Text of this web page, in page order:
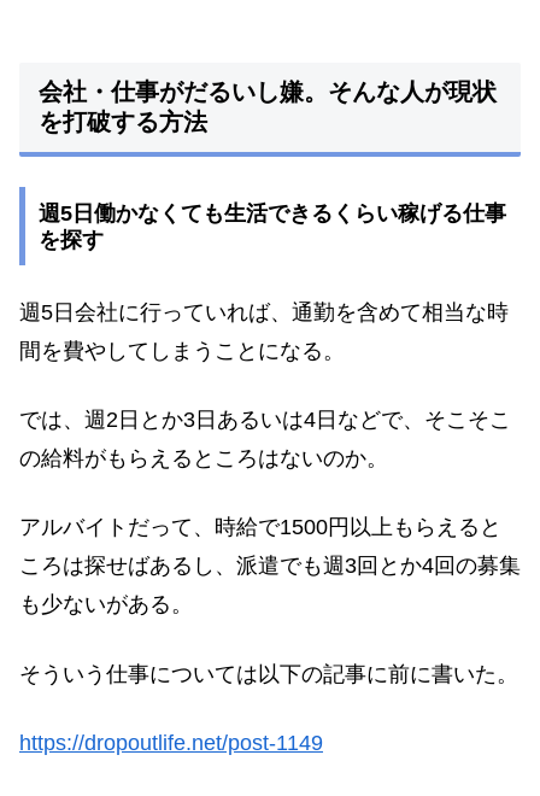
会社・仕事がだるいし嫌。そんな人が現状
を打破する方法
週5日働かなくても生活できるくらい稼げる仕事
を探す
週5日会社に行っていれば、通勤を含めて相当な時
間を費やしてしまうことになる。
では、週2日とか3日あるいは4日などで、そこそこ
の給料がもらえるところはないのか。
アルバイトだって、時給で1500円以上もらえると
ころは探せばあるし、派遣でも週3回とか4回の募集
も少ないがある。
そういう仕事については以下の記事に前に書いた。
https://dropoutlife.net/post-1149